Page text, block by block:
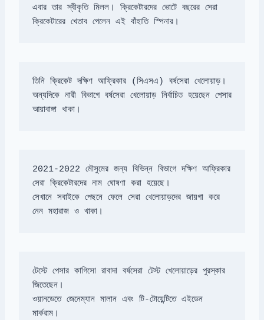
এবার তার স্বীকৃতি মিলল। ক্রিকেটারদের ভোটে বছরের সেরা
ক্রিকেটারের খেতাব পেলেন এই বাঁহাতি স্পিনার।
অন্যদিকে নারী বিভাগে বর্ষসেরা খেলোয়াড় নির্বাচিত হয়েছেন পেসার
আয়াবাঙ্গা খাকা।
2021-2022 মৌসুমের জন্য বিভিন্ন বিভাগে দক্ষিণ আফ্রিকার
সেখানে সবাইকে পেছনে ফেলে সেরা খেলোয়াড়দের জায়গা করে
নেন মহারাজ ও খাকা।
টেস্টে পেসার কাগিসো রাবাদা বর্ষসেরা টেস্ট খেলোয়াড়ের পুরস্কার
ওয়ানডেতে জেনেম্যান মালান এবং টি-টোয়েন্টিতে এইডেন
মার্করাম।